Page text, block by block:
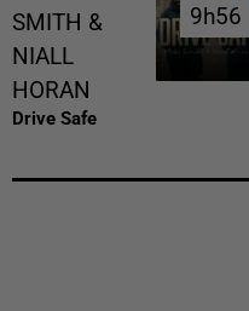
SMITH &
NIALL
HORAN
Drive Safe
9h56
9h56